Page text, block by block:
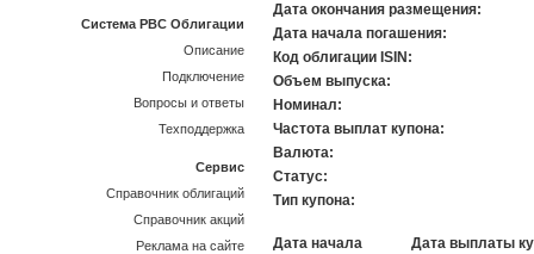
Дата окончания размещения:
Дата начала погашения:
Код облигации ISIN:
Объем выпуска:
Номинал:
Частота выплат купона:
Валюта:
Статус:
Тип купона:
Дата начала
Дата выплаты
Система РВС Облигации
Описание
Подключение
Вопросы и ответы
Техподдержка
Сервис
Справочник облигаций
Справочник акций
Реклама на сайте